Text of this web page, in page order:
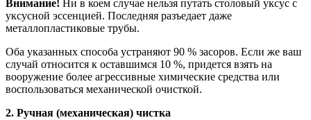
Внимание! Ни в коем случае нельзя путать столовый уксус с
уксусной эссенцией. Последняя разъедает даже
металлопластиковые трубы.
Оба указанных способа устраняют 90 % засоров. Если же ваш
случай относится к оставшимся 10 %, придется взять на
вооружение более агрессивные химические средства или
воспользоваться механической очисткой.
2. Ручная (механическая) чистка